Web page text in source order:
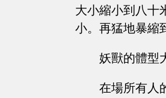
大小縮小到八十
小。再猛地暴縮
妖獸的體型
在場所有人